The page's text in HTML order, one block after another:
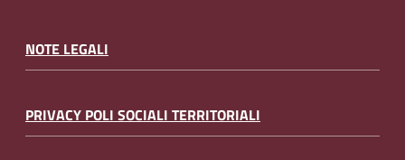
NOTE LEGALI
PRIVACY POLI SOCIALI TERRITORIALI